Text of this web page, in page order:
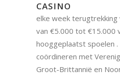
CASINO
elke week
van €5.000 tot €15.000
hooggeplaatst spoelen .
coördineren met
Groot-Brittannië en